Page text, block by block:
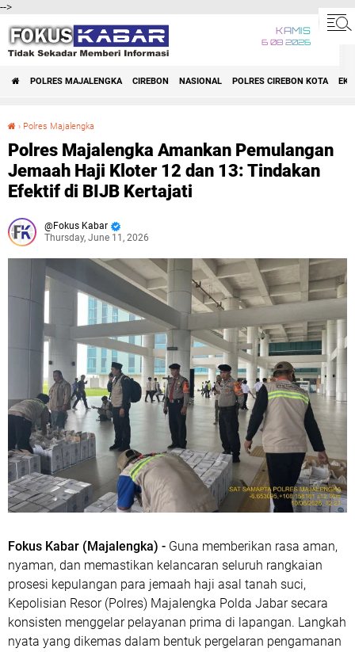
-->
KAMIS
6 08 2026
POLRES MAJALENGKA CIREBON NASIONAL POLRES CIREBON KOTA
› Polres Majalengka
Polres Majalengka Amankan Pemulangan
Jemaah Haji Kloter 12 dan 13: Tindakan
Efektif di BIJB Kertajati
Fokus Kabar
Thursday, June 11, 2026
Fokus Kabar (Majalengka) - Guna memberikan rasa aman,
nyaman, dan memastikan kelancaran seluruh rangkaian
prosesi kepulangan para jemaah haji asal tanah suci,
Kepolisian Resor (Polres) Majalengka Polda Jabar secara
konsisten menggelar pelayanan prima di lapangan. Langkah
nyata yang dikemas dalam bentuk pergelaran pengamanan